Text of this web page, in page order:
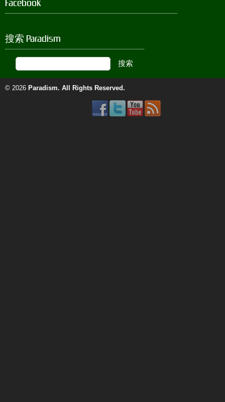
Facebook
搜索 Paradism
© 2026 Paradism. All Rights Reserved.